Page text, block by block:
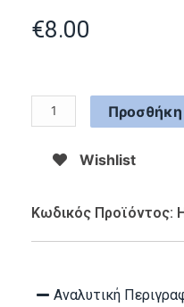
€8.00
Προσθήκη
Wishlist
Κωδικός Προϊόντος:
Αναλυτική